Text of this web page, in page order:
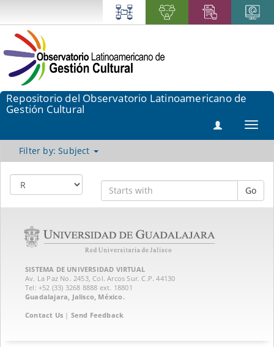
Repositorio del Observatorio Latinoamericano de
Gestión Cultural
Filter by: Subject
Go
SISTEMA DE UNIVERSIDAD VIRTUAL
Av. La Paz No. 2453, Col. Arcos Sur. C.P. 44130
Tel: +52 (33) 3268 8888‏ ext. 18801
Guadalajara, Jalisco, México.
Contact Us | Send Feedback